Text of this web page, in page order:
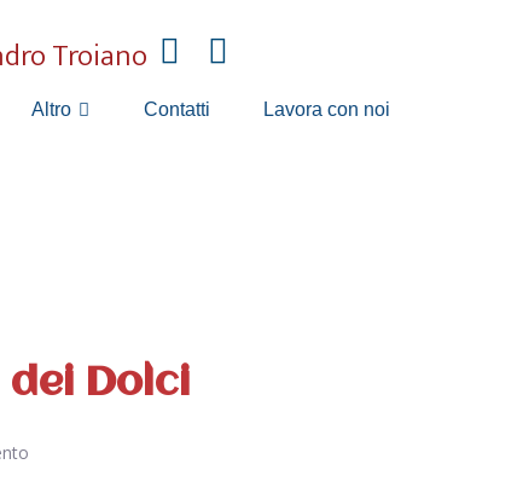
Troiano
Altro Contatti Lavora con noi
dei Dolci